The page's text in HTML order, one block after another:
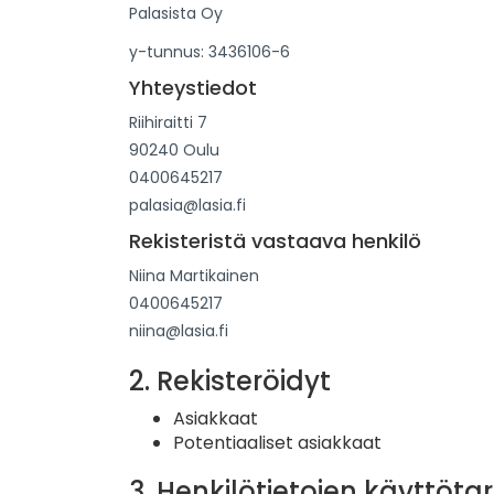
Palasista Oy
y-tunnus: 3436106-6
Yhteystiedot
Riihiraitti 7
90240 Oulu
0400645217
palasia@lasia.fi
Rekisteristä vastaava henkilö
Niina Martikainen
0400645217
niina@lasia.fi
2. Rekisteröidyt
Asiakkaat
Potentiaaliset asiakkaat